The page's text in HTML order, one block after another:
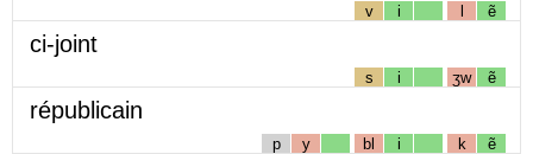
v i l ẽ
ci-joint
s i ʒw ẽ
républicain
p y bl i k ẽ